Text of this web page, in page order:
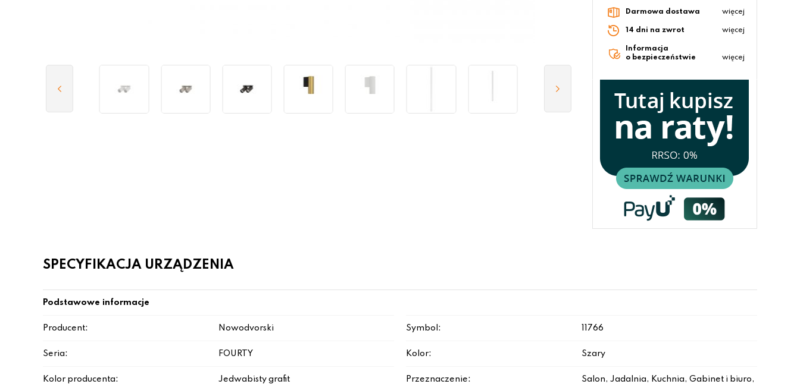
Darmowa dostawa więcej
14 dni na zwrot więcej
Informacja
o bezpieczeństwie
więcej
SPECYFIKACJA URZĄDZENIA
Podstawowe informacje
Producent: Nowodvorski Symbol: 11766
Seria: FOURTY Kolor: Szary
Kolor producenta: Jedwabisty grafit Przeznaczenie:
Salon, Jadalnia, Kuchnia, Gabinet i biuro,